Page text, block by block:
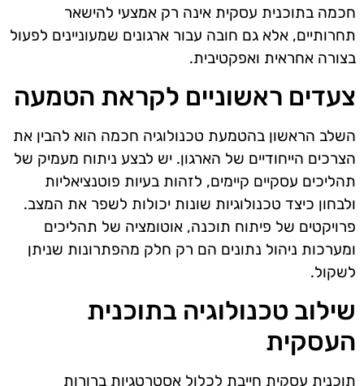
חכמה בתוכנית עסקית אינה רק אמצעי להישאר
תחרותיים, אלא גם חובה עבור ארגונים שמעוניינים לפעול
בצורה אחראית ואפקטיבית.
צעדים ראשוניים לקראת הטמעה
השלב הראשון בהטמעת טכנולוגיה חכמה הוא להבין את
הצרכים הייחודיים של הארגון. יש לבצע ניתוח מעמיק של
תהליכים עסקיים קיימים, לזהות בעיות פוטנציאליות
ולבחון כיצד טכנולוגיות שונות יכולות לשפר את המצב.
פרויקטים של פיתוח תוכנה, אוטומציה של תהליכים
ומערכות ניהול נתונים הם רק חלק מהפתרונות שניתן
לשקול.
שילוב טכנולוגיה בתוכנית
העסקית
תוכנית עסקית חייבת לכלול אסטרטגיות ברורות